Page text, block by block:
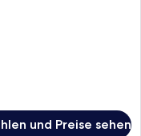
und Preise sehen